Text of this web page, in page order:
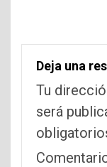
Deja una
Tu
será